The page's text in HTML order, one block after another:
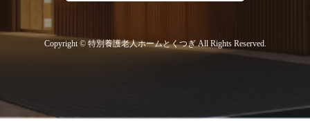
Copyright © 特別養護老人ホームとくつぎ All Rights Reserved.